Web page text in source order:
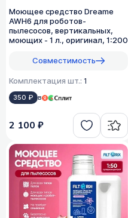
Моющее средство Dreame
AWH6 для роботов-
пылесосов, вертикальных,
моющих - 1 л., оригинал, 1:200
Совместимость
Комплектация шт.: 1
350 ₽ в
2 100 ₽